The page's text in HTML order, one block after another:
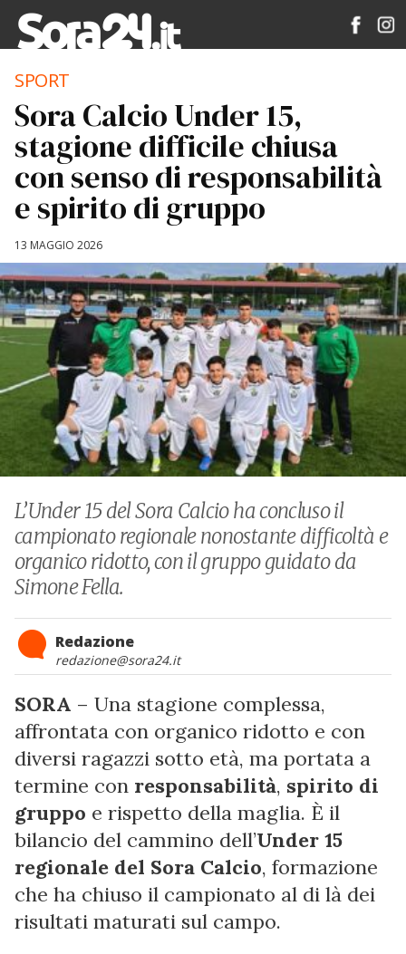
SPORT
Sora Calcio Under 15,
stagione difficile chiusa
con senso di responsabilità
e spirito di gruppo
13 MAGGIO 2026
L’Under 15 del Sora Calcio ha concluso il
campionato regionale nonostante difficoltà e
organico ridotto, con il gruppo guidato da
Simone Fella.
Redazione
redazione@sora24.it
SORA – Una stagione complessa,
affrontata con organico ridotto e con
diversi ragazzi sotto età, ma portata a
termine con responsabilità, spirito di
gruppo e rispetto della maglia. È il
bilancio del cammino dell’Under 15
regionale del Sora Calcio, formazione
che ha chiuso il campionato al di là dei
risultati maturati sul campo.